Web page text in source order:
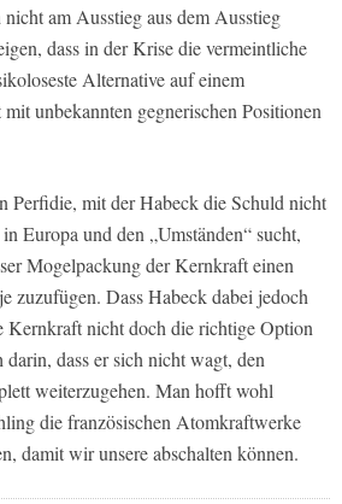
am Ausstieg aus dem Ausstieg
dass in der Krise die vermeintliche
Alternative auf einem
unbekannten gegnerischen Positionen
Perfidie, mit der Habeck die Schuld nicht
Europa und den „Umständen“ sucht,
Mogelpackung der Kernkraft einen
zuzufügen. Dass Habeck dabei jedoch
Kernkraft nicht doch die richtige Option
darin, dass er sich nicht wagt, den
weiterzugehen. Man hofft wohl
die französischen Atomkraftwerke
damit wir unsere abschalten können.